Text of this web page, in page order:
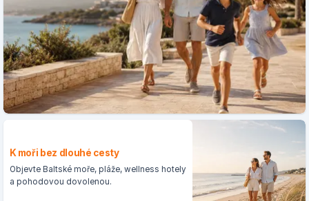
K moři bez dlouhé cesty
Objevte Baltské moře, pláže, wellness hotely
a pohodovou dovolenou.